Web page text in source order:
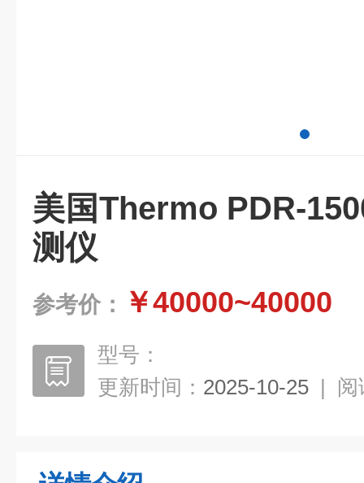
美国Thermo PDR-
测仪
参考价： ￥40000~40000
型号：
更新时间： 2025-10-25 | 阅